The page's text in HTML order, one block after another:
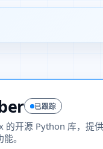
已跟踪
的开源 Python 库，提
。